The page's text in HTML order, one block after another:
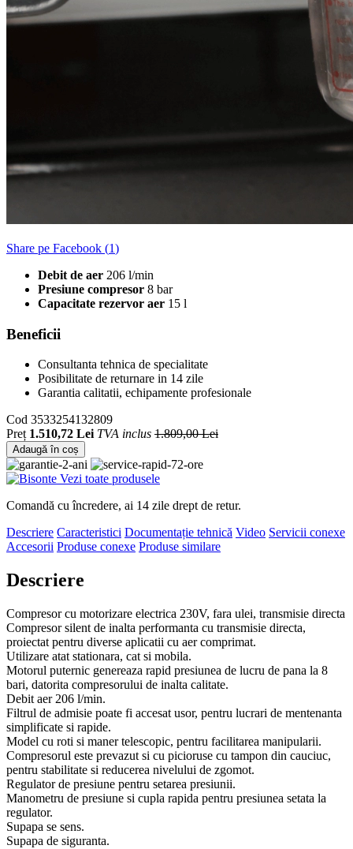
Share pe Facebook (1)
Debit de aer 206 l/min
Presiune compresor 8 bar
Capacitate rezervor aer 15 l
Beneficii
Consultanta tehnica de specialitate
Posibilitate de returnare in 14 zile
Garantia calitatii, echipamente profesionale
Cod 3533254132809
Preț 1.510,72 Lei TVA inclus 1.809,00 Lei
Adaugă în coș
Vezi toate produsele
Comandă cu încredere, ai 14 zile drept de retur.
Descriere Caracteristici Documentație tehnică Video Servicii conexe
Accesorii Produse conexe Produse similare
Descriere
Compresor cu motorizare electrica 230V, fara ulei, transmisie directa
Compresor silent de inalta performanta cu transmisie directa,
proiectat pentru diverse aplicatii cu aer comprimat.
Utilizare atat stationara, cat si mobila.
Motorul puternic genereaza rapid presiunea de lucru de pana la 8
bari, datorita compresorului de inalta calitate.
Debit aer 206 l/min.
Filtrul de admisie poate fi accesat usor, pentru lucrari de mentenanta
simplificate si rapide.
Model cu roti si maner telescopic, pentru facilitarea manipularii.
Compresorul este prevazut si cu picioruse cu tampon din cauciuc,
pentru stabilitate si reducerea nivelului de zgomot.
Regulator de presiune pentru setarea presiunii.
Manometru de presiune si cupla rapida pentru presiunea setata la
regulator.
Supapa se sens.
Supapa de siguranta.